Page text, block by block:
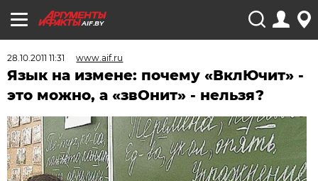
AIF.BY
28.10.2011 11:31 www.aif.ru
Язык на измене: почему «ВклЮчит» -
это можно, а «звОнит» - нельзя?